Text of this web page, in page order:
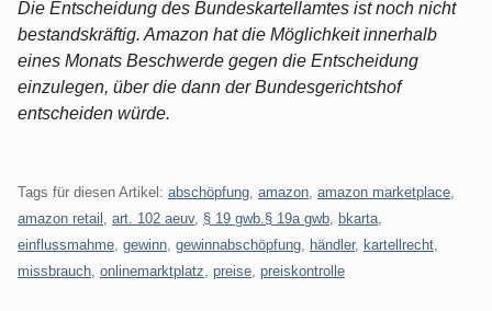
Die Entscheidung des Bundeskartellamtes ist noch nicht
bestandskräftig. Amazon hat die Möglichkeit innerhalb
eines Monats Beschwerde gegen die Entscheidung
einzulegen, über die dann der Bundesgerichtshof
entscheiden würde.
Tags für diesen Artikel: abschöpfung amazon amazon marketplace
amazon retail
art. 102 aeuv, § 19 gwb.§ 19a gwb bkarta
einflussmahme gewinn gewinnabschöpfung händler, kartellrecht
missbrauch onlinemarktplatz preise preiskontrolle